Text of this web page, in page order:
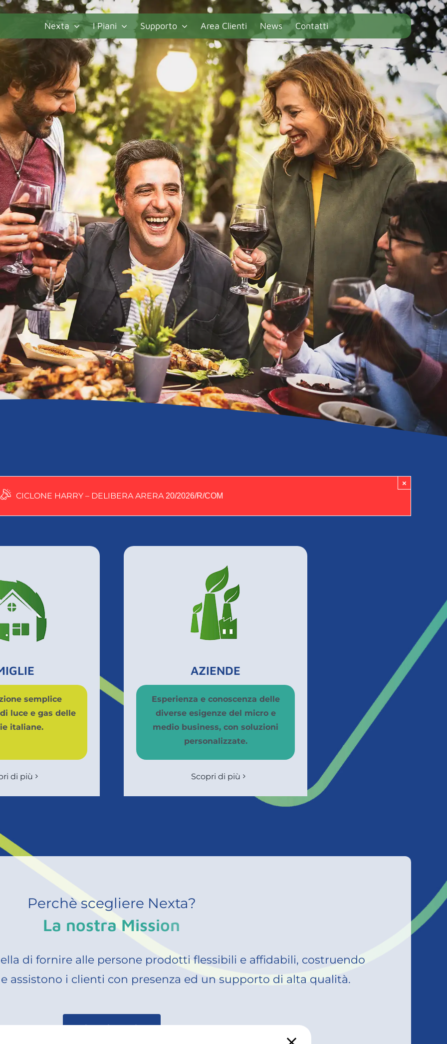
Nexta I Piani Supporto Area Clienti News Contatti
CICLONE HARRY – DELIBERA ARERA 20/2026/R/COM
×
semplice
luce e gas delle
italiane.
di più
AZIENDE
Esperienza e conoscenza delle
diverse esigenze del micro e
medio business, con soluzioni
personalizzate.
Scopri di più
Perchè scegliere Nexta?
di fornire alle persone prodotti flessibili e affidabili, costruendo
assistono i clienti con presenza ed un supporto di alta qualità.
CHI SIAMO